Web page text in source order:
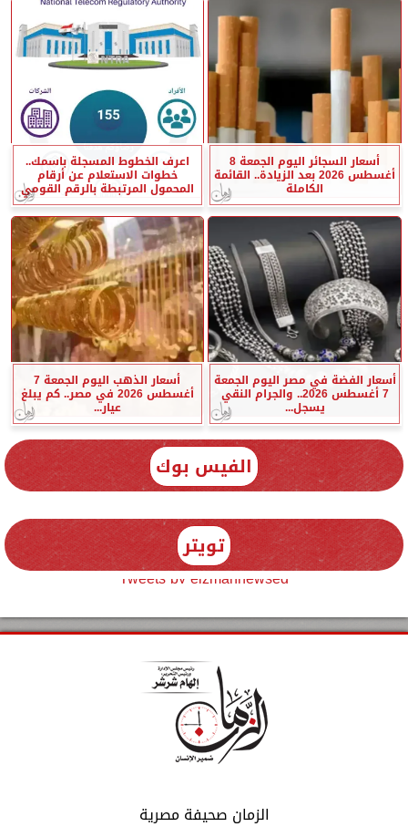
أسعار السجائر اليوم الجمعة 8
أغسطس 2026 بعد الزيادة.. القائمة
الكاملة
اعرف الخطوط المسجلة باسمك..
خطوات الاستعلام عن أرقام
المحمول المرتبطة بالرقم القومي
أسعار الفضة في مصر اليوم الجمعة
7 أغسطس 2026.. والجرام النقي
يسجل...
أسعار الذهب اليوم الجمعة 7
أغسطس 2026 في مصر.. كم يبلغ
عيار...
الفيس بوك
تويتر
Tweets by elzmannewseg
الزمان صحيفة مصرية